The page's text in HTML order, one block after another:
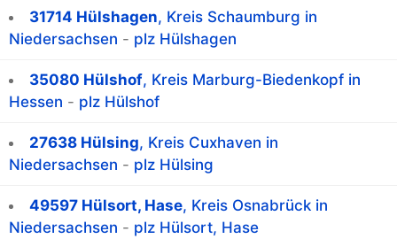
31714 Hülshagen, Kreis Schaumburg in
Niedersachsen - plz Hülshagen
35080 Hülshof, Kreis Marburg-Biedenkopf in
Hessen - plz Hülshof
27638 Hülsing, Kreis Cuxhaven in
Niedersachsen - plz Hülsing
49597 Hülsort, Hase, Kreis Osnabrück in
Niedersachsen - plz Hülsort, Hase